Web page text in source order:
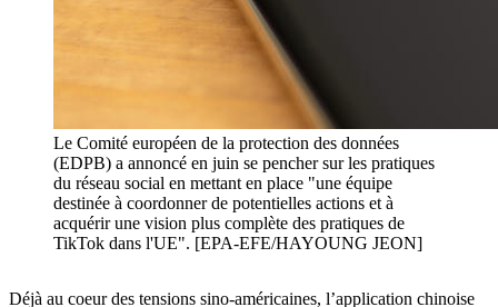
Le Comité européen de la protection des données
(EDPB) a annoncé en juin se pencher sur les pratiques
du réseau social en mettant en place "une équipe
destinée à coordonner de potentielles actions et à
acquérir une vision plus complète des pratiques de
TikTok dans l'UE". [EPA-EFE/HAYOUNG JEON]
Déjà au coeur des tensions sino-américaines, l’application chinoise